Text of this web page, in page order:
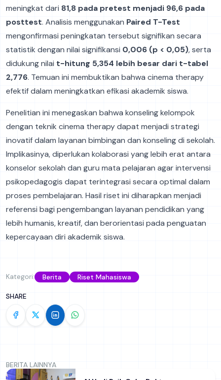
meningkat dari 81,8 pada pretest menjadi 96,6 pada
posttest. Analisis menggunakan Paired T-Test
mengonfirmasi peningkatan tersebut signifikan secara
statistik dengan nilai signifikansi 0,006 (p < 0,05), serta
didukung nilai t-hitung 5,354 lebih besar dari t-tabel
2,776. Temuan ini membuktikan bahwa cinema therapy
efektif dalam meningkatkan efikasi akademik siswa.
Penelitian ini menegaskan bahwa konseling kelompok
dengan teknik cinema therapy dapat menjadi strategi
inovatif dalam layanan bimbingan dan konseling di sekolah.
Implikasinya, diperlukan kolaborasi yang lebih erat antara
konselor sekolah dan guru mata pelajaran agar intervensi
psikopedagogis dapat terintegrasi secara optimal dalam
proses pembelajaran. Hasil riset ini diharapkan menjadi
referensi bagi pengembangan layanan pendidikan yang
lebih humanis, kreatif, dan berorientasi pada penguatan
kepercayaan diri akademik siswa.
Kategori: Berita Riset Mahasiswa
SHARE
BERITA LAINNYA